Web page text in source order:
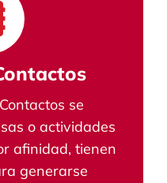
se
o actividades
afinidad, tienen
generarse